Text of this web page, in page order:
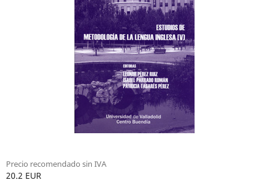
Precio recomendado sin IVA
20.2 EUR